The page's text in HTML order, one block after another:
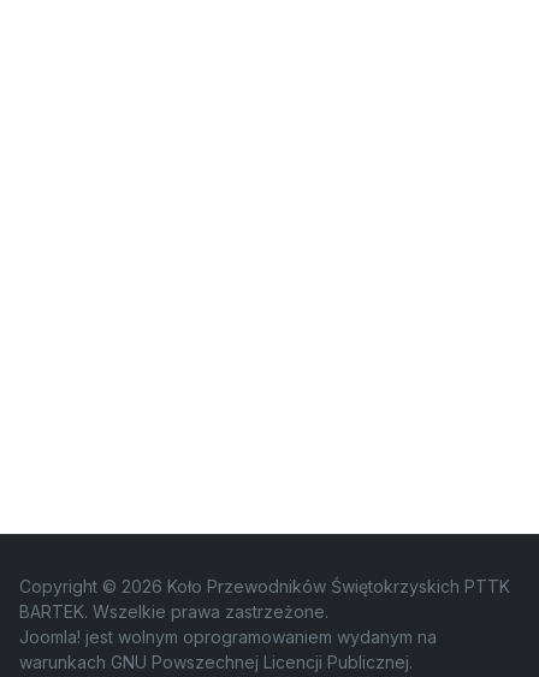
Copyright © 2026 Koło Przewodników Świętokrzyskich PTTK
BARTEK. Wszelkie prawa zastrzeżone.
Joomla! jest wolnym oprogramowaniem wydanym na
warunkach GNU Powszechnej Licencji Publicznej.